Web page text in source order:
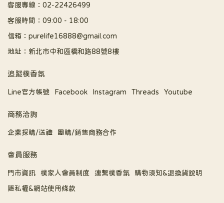
客服專線：02-22426499
客服時間：09:00 - 18:00
信箱：purelife16888@gmail.com
地址：新北市中和區橋和路88號8樓
追蹤樸香氛
Line官方帳號 Facebook Instagram Threads Youtube
商務洽詢
企業採購/送禮 團購/銷售商務合作
會員服務
門市資訊 樸家人會員制度 連繫樸香氛
購物須知&退換貨說明
隱私權&網站使用條款